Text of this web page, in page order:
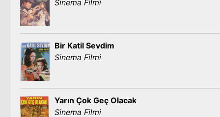
Sinema Filmi
Bir Katil Sevdim
Sinema Filmi
Yarın Çok Geç Olacak
Sinema Filmi